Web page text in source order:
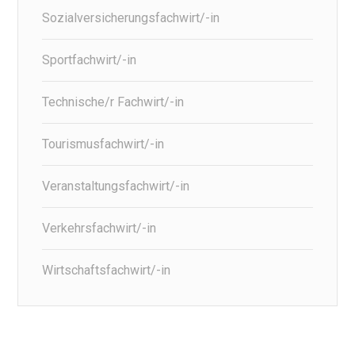
Sozialversicherungsfachwirt/-in
Sportfachwirt/-in
Technische/r Fachwirt/-in
Tourismusfachwirt/-in
Veranstaltungsfachwirt/-in
Verkehrsfachwirt/-in
Wirtschaftsfachwirt/-in